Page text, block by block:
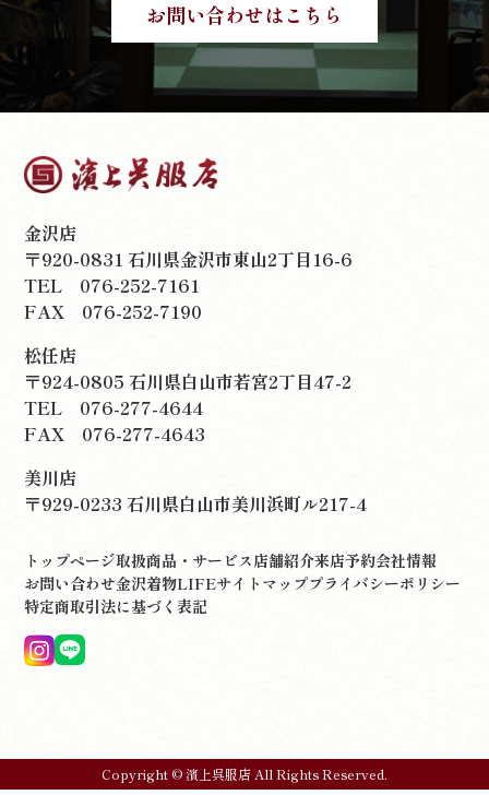
お問い合わせはこちら
金沢店
〒920-0831 石川県金沢市東山2丁目16-6
TEL 076-252-7161
FAX 076-252-7190
松任店
〒924-0805 石川県白山市若宮2丁目47-2
TEL 076-277-4644
FAX 076-277-4643
美川店
〒929-0233 石川県白山市美川浜町ル217-4
トップページ取扱商品・サービス店舗紹介来店予約会社情報
お問い合わせ金沢着物LIFEサイトマッププライバシーポリシー
特定商取引法に基づく表記
Copyright © 濱上呉服店 All Rights Reserved.